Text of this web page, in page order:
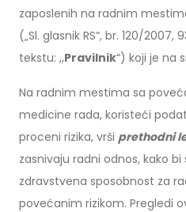
zaposlenih na radnim
(„Sl. glasnik RS“, br. 120/
tekstu: ,,Pravilnik“) koji je na
Na radnim mestima sa
medicine rada, koristeći
proceni rizika, vrši prethodni
zasnivaju radni odnos, kako
zdravstvena sposobnost za
povećanim rizikom. Pregledi